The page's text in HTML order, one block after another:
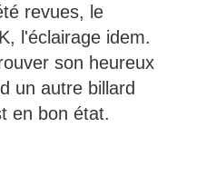
revues, le
l'éclairage idem.
son heureux
un autre billard
en bon état.